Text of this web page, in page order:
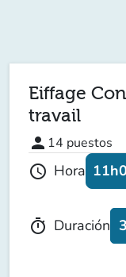
Eiffage
travail
person 14 puestos
schedule Hora
timer Duración